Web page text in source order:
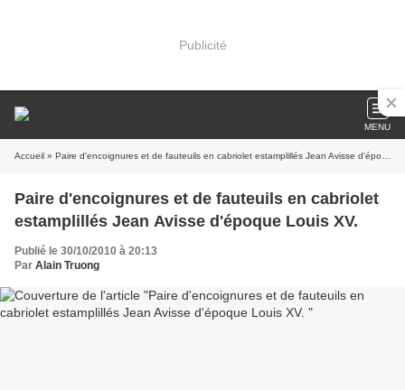
Publicité
MENU
Accueil » Paire d'encoignures et de fauteuils en cabriolet estamplillés Jean Avisse d'époque Louis XV.
Paire d'encoignures et de fauteuils en cabriolet
estamplillés Jean Avisse d'époque Louis XV.
Publié le 30/10/2010 à 20:13
Par Alain Truong